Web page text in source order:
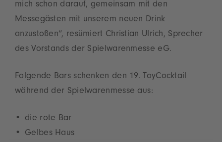
mich schon darauf, gemeinsam mit den
Messegästen mit unserem neuen Drink
anzustoßen“, resümiert Christian Ulrich, Sprecher
des Vorstands der Spielwarenmesse eG.
Folgende Bars schenken den 19. ToyCocktail
während der Spielwarenmesse aus:
die rote Bar
Gelbes Haus